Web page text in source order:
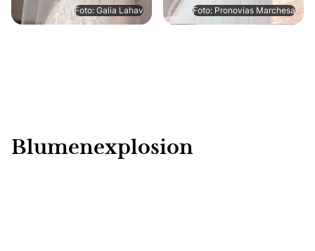
Foto: Galia Lahav Foto: Pronovias Marchesa
Blumenexplosion